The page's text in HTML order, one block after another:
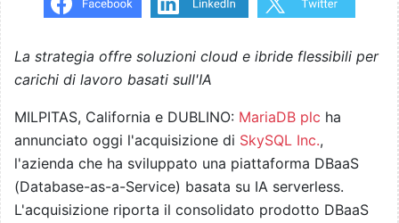
La strategia offre soluzioni cloud e ibride flessibili per
carichi di lavoro basati sull'IA
MILPITAS, California e DUBLINO: MariaDB plc ha
annunciato oggi l'acquisizione di SkySQL Inc.,
l'azienda che ha sviluppato una piattaforma DBaaS
(Database-as-a-Service) basata su IA serverless.
L'acquisizione riporta il consolidato prodotto DBaaS